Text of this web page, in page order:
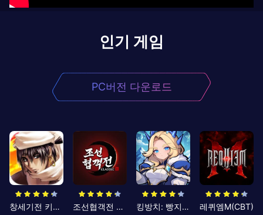
인기 게임
PC버전 다운로드
창세기전 키우기 조선협객전 클래식 킹방치: 빵지의 제왕 레퀴엠M(CBT)